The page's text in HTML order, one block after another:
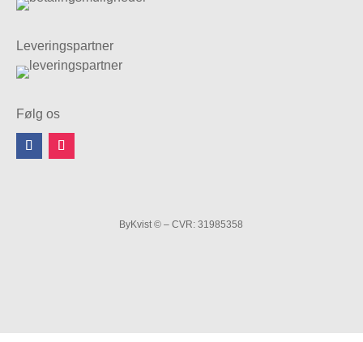
Leveringspartner
Følg os
ByKvist © – CVR: 31985358